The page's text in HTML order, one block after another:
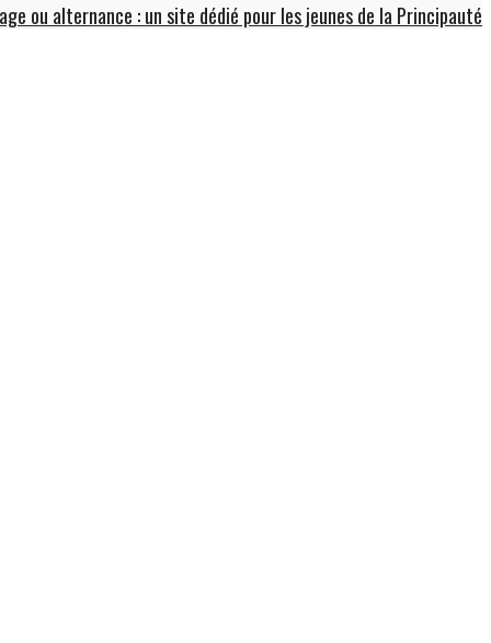
ou alternance : un site dédié pour les jeunes de la Principauté